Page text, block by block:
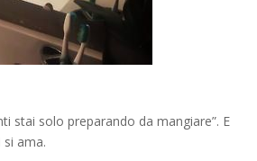
stai solo preparando da mangiare”. E
ama.